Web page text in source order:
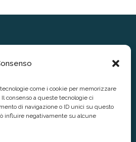
come i cookie per memorizzare
consenso a queste tecnologie ci
di navigazione o ID unici su questo
influire negativamente su alcune